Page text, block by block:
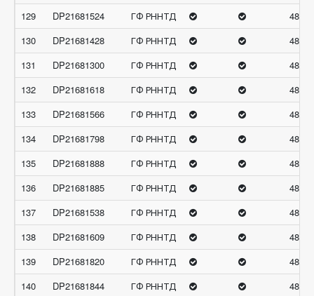
129
DP21681524 ГФ РННТД
130
DP21681428 ГФ РННТД
131
DP21681300 ГФ РННТД
132
DP21681618 ГФ РННТД
48.5
133
DP21681566 ГФ РННТД
134
DP21681798 ГФ РННТД
135
DP21681888 ГФ РННТД
136
DP21681885 ГФ РННТД
48.39
137
DP21681538 ГФ РННТД
138
DP21681609 ГФ РННТД
139
DP21681820 ГФ РННТД
48.25
140
DP21681844 ГФ РННТД